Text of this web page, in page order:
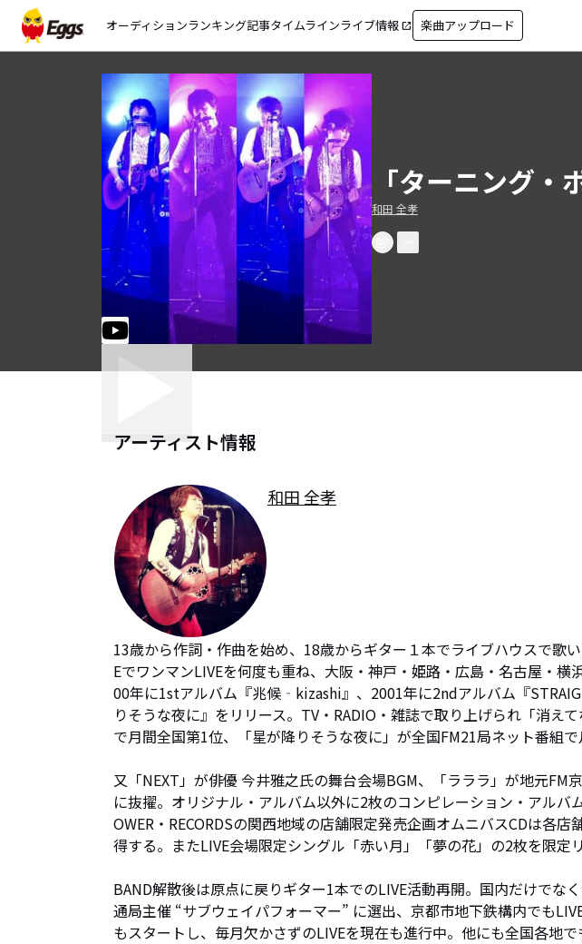
オーディションランキング記事タイムラインライブ情報 open_in_new 楽曲アップロード
「ターニング
和田 全孝
アーティスト情報
和田 全孝
13歳から作詞・作曲を始め、18歳からギター１本でライブハウスで歌
EでワンマンLIVEを何度も重ね、大阪・神戸・姫路・広島・名古屋・横
00年に1stアルバム『兆候‐kizashi』、2001年に2ndアルバム『
りそうな夜に』をリリース。TV・RADIO・雑誌で取り上げられ「消え
で月間全国第1位、「星が降りそうな夜に」が全国FM21局ネット番組で
又「NEXT」が俳優 今井雅之氏の舞台会場BGM、「ラララ」が地元FM
に抜擢。オリジナル・アルバム以外に2枚のコンピレーション・アルバ
OWER・RECORDSの関西地域の店舗限定発売企画オムニバスCDは各
得する。またLIVE会場限定シングル「赤い月」「夢の花」の2枚を限定
BAND解散後は原点に戻りギター1本でのLIVE活動再開。国内だけでな
通局主催 “サブウェイパフォーマー” に選出、京都市地下鉄構内でも
もスタートし、毎月欠かさずのLIVEを現在も進行中。他にも全国各地で